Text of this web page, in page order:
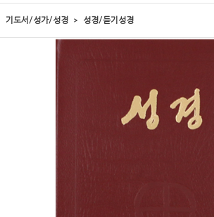
기도서/성가/성경 성경/듣기성경